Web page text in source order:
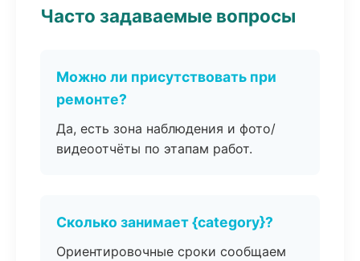
Часто задаваемые вопросы
Можно ли присутствовать при
ремонте?
Да, есть зона наблюдения и фото/
видеоотчёты по этапам работ.
Сколько занимает {category}?
Ориентировочные сроки сообщаем